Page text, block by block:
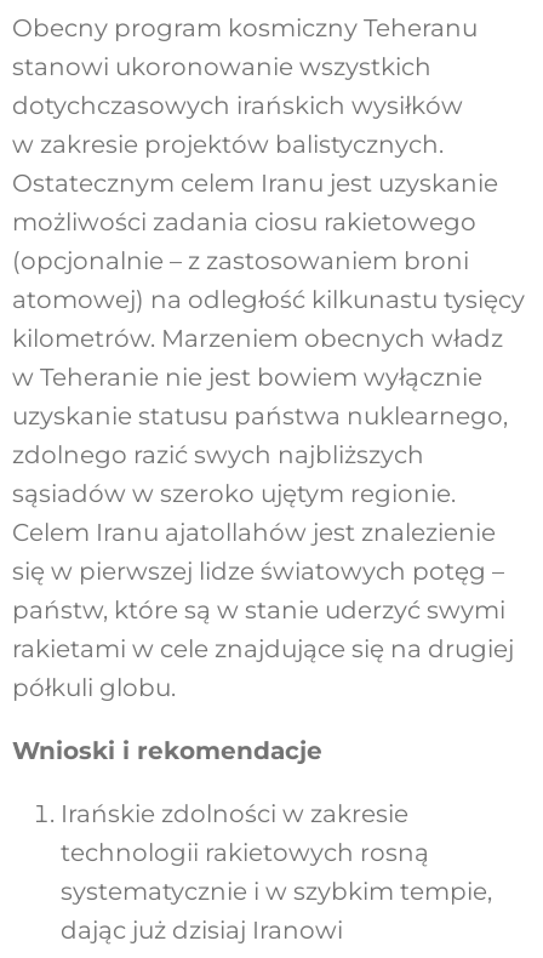
Obecny program kosmiczny Teheranu
stanowi ukoronowanie wszystkich
dotychczasowych irańskich wysiłków
w zakresie projektów balistycznych.
Ostatecznym celem Iranu jest uzyskanie
możliwości zadania ciosu rakietowego
(opcjonalnie – z zastosowaniem broni
atomowej) na odległość kilkunastu tysięcy
kilometrów. Marzeniem obecnych władz
w Teheranie nie jest bowiem wyłącznie
uzyskanie statusu państwa nuklearnego,
zdolnego razić swych najbliższych
sąsiadów w szeroko ujętym regionie.
Celem Iranu ajatollahów jest znalezienie
się w pierwszej lidze światowych potęg –
państw, które są w stanie uderzyć swymi
rakietami w cele znajdujące się na drugiej
półkuli globu.
Wnioski i rekomendacje
Irańskie zdolności w zakresie
technologii rakietowych rosną
systematycznie i w szybkim tempie,
dając już dzisiaj Iranowi